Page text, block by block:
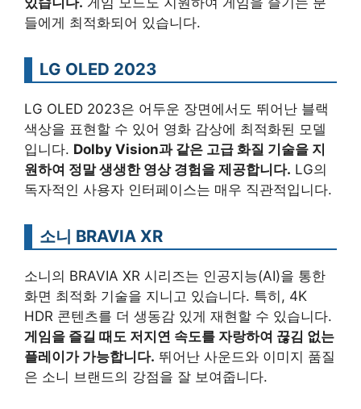
들에게 최적화되어 있습니다.
LG OLED 2023
LG OLED 2023은 어두운 장면에서도 뛰어난 블랙
색상을 표현할 수 있어 영화 감상에 최적화된 모델
입니다. Dolby Vision과 같은 고급 화질 기술을 지
원하여 정말 생생한 영상 경험을 제공합니다. LG의
독자적인 사용자 인터페이스는 매우 직관적입니다.
소니 BRAVIA XR
소니의 BRAVIA XR 시리즈는 인공지능(AI)을 통한
화면 최적화 기술을 지니고 있습니다. 특히, 4K
HDR 콘텐츠를 더 생동감 있게 재현할 수 있습니다.
게임을 즐길 때도 저지연 속도를 자랑하여 끊김 없는
플레이가 가능합니다. 뛰어난 사운드와 이미지 품질
은 소니 브랜드의 강점을 잘 보여줍니다.